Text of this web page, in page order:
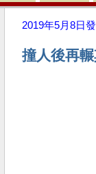
2019年5月8日
撞人後再